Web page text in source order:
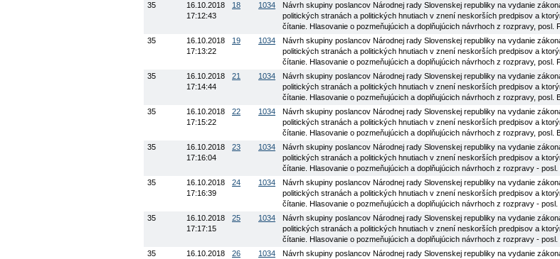
35
16.10.2018
17:12:43
18 1034
Návrh skupiny poslancov Národnej rady Slovenskej republiky na vydanie
politických stranách a politických hnutiach v znení neskorších predpisov a
čítanie. Hlasovanie o pozmeňujúcich a doplňujúcich návrhoch z rozpravy, posl.
35
16.10.2018
17:13:22
19 1034
Návrh skupiny poslancov Národnej rady Slovenskej republiky na vydanie
politických stranách a politických hnutiach v znení neskorších predpisov a
čítanie. Hlasovanie o pozmeňujúcich a doplňujúcich návrhoch z rozpravy, posl.
35
16.10.2018
17:14:44
21 1034
Návrh skupiny poslancov Národnej rady Slovenskej republiky na vydanie
politických stranách a politických hnutiach v znení neskorších predpisov a
čítanie. Hlasovanie o pozmeňujúcich a doplňujúcich návrhoch z rozpravy, posl.
35
16.10.2018
17:15:22
22 1034
Návrh skupiny poslancov Národnej rady Slovenskej republiky na vydanie
politických stranách a politických hnutiach v znení neskorších predpisov a
čítanie. Hlasovanie o pozmeňujúcich a doplňujúcich návrhoch z rozpravy, posl.
35
16.10.2018
17:16:04
23 1034
Návrh skupiny poslancov Národnej rady Slovenskej republiky na vydanie
politických stranách a politických hnutiach v znení neskorších predpisov a
čítanie. Hlasovanie o pozmeňujúcich a doplňujúcich návrhoch z rozpravy - posl.
35
16.10.2018
17:16:39
24 1034
Návrh skupiny poslancov Národnej rady Slovenskej republiky na vydanie
politických stranách a politických hnutiach v znení neskorších predpisov a
čítanie. Hlasovanie o pozmeňujúcich a doplňujúcich návrhoch z rozpravy - posl.
35
16.10.2018
17:17:15
25 1034
Návrh skupiny poslancov Národnej rady Slovenskej republiky na vydanie
politických stranách a politických hnutiach v znení neskorších predpisov a
čítanie. Hlasovanie o pozmeňujúcich a doplňujúcich návrhoch z rozpravy - posl.
35
16.10.2018
26 1034
Návrh skupiny poslancov Národnej rady Slovenskej republiky na vydanie